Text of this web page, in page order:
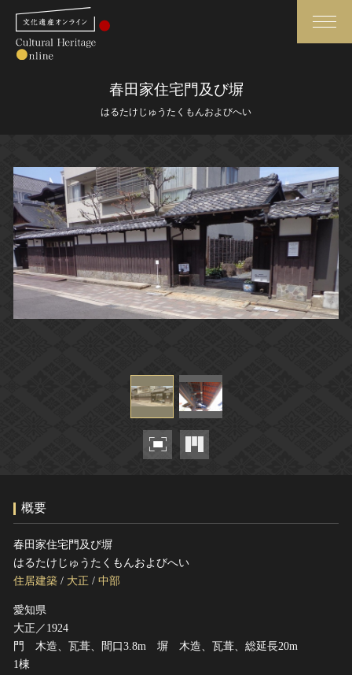
さらに詳細検索
さらに詳細検索
トップ
作品一覧
カテゴリで見る
世界遺産と無形文化遺産
媒体資料・関連記事等
博物館、美術館の皆さまへ
文化庁よりご挨拶
今月のみどころ
このサイトについて
関連サイトリンク
サイトマップ
サイトのご意見はこちら
文化遺産データベース
国指定文化財等データベース
春田家住宅門及び塀
はるたけじゅうたくもんおよびへい
概要
春田家住宅門及び塀
はるたけじゅうたくもんおよびへい
住居建築 / 大正 / 中部
愛知県
大正／1924
門 木造、瓦葺、間口3.8m 塀 木造、瓦葺、総延長20m
1棟